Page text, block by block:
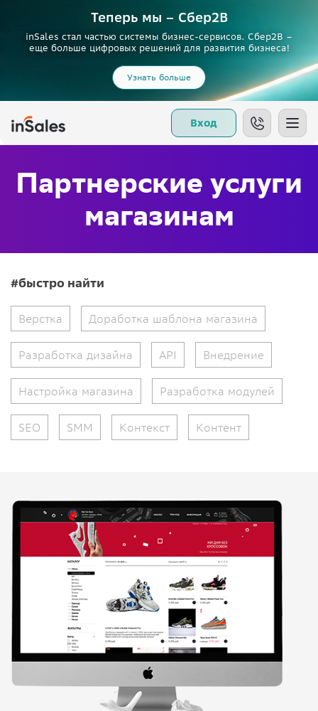
Теперь мы – Сбер2B
inSales стал частью системы бизнес-сервисов. Сбер2В –
еще больше цифровых решений для развития бизнеса!
Узнать больше
Вход
Партнерские услуги
магазинам
#быстро найти
Верстка Доработка шаблона магазина
Разработка дизайна API Внедрение
Настройка магазина Разработка модулей
SEO SMM Контекст Контент